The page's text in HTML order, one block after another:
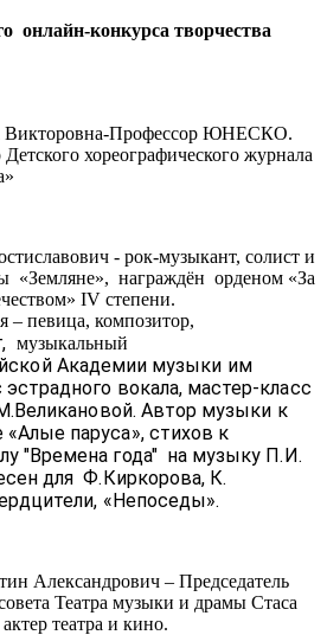
онлайн-конкурса творчества
Викторовна-Профессор ЮНЕСКО.
хореографического журнала
- рок-музыкант, солист и
«Земляне», награждён орденом «За
IV степени.
– певица, композитор,
музыкальный
Академии музыки им
вокала, мастер-класс
Автор музыки к
паруса», стихов к
"Времена года" на музыку П.И.
для Ф.Киркорова, К.
«Непоседы».
Александрович – Председатель
Театра музыки и драмы Стаса
театра и кино.